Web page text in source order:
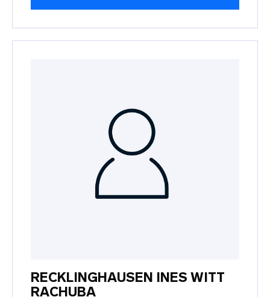
RECKLINGHAUSEN INES WITT
RACHUBA